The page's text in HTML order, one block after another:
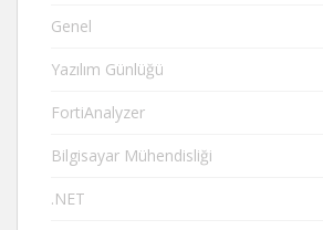
Genel
Yazılım Günlüğü
FortiAnalyzer
Bilgisayar Mühendisliği
.NET